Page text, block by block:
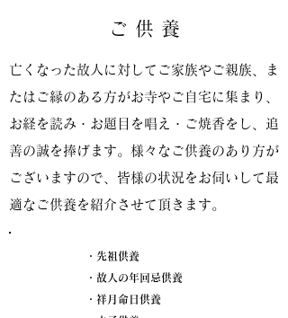
ご 供 養
亡くなった故人に対してご家族やご親族、ま
たはご縁のある方がお寺やご自宅に集まり、
お経を読み・お題目を唱え・ご焼香をし、追
善の誠を捧げます。様々なご供養のあり方が
ございますので、皆様の状況をお伺いして最
適なご供養を紹介させて頂きます。
・先祖供養
・故人の年回忌供養
・祥月命日供養